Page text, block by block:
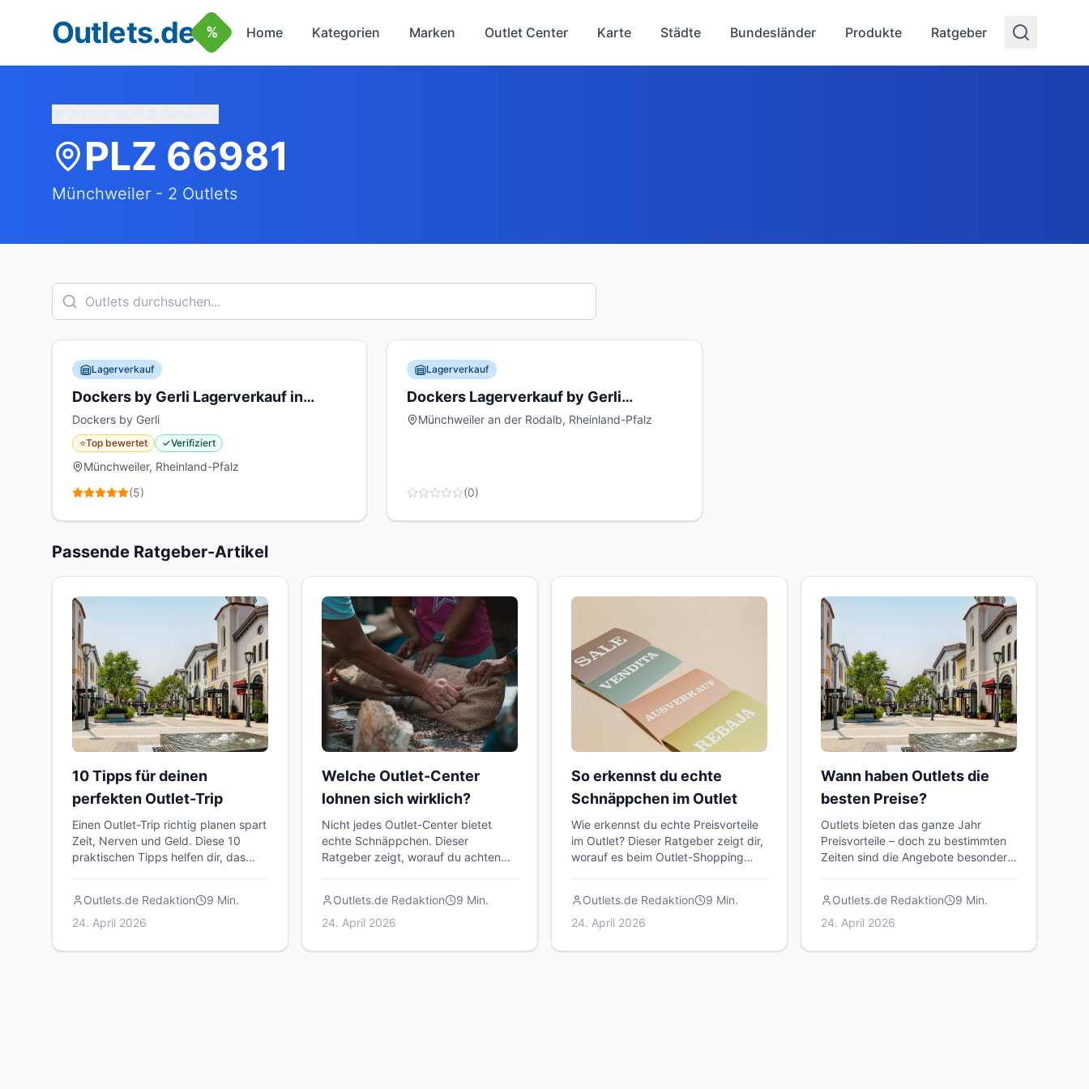
Outlets.de % Home Kategorien Marken Outlet Center Karte Städte Bundesländer Produkte Ratgeber
PLZ 66981
Münchweiler - 2 Outlets
Lagerverkauf
Dockers by Gerli Lagerverkauf in
Münchweiler
Dockers by Gerli
⭐Top bewertet ✓Verifiziert
Münchweiler, Rheinland-Pfalz
(5)
Lagerverkauf
Dockers Lagerverkauf by Gerli
Münchweiler
Münchweiler an der Rodalb, Rheinland-Pfalz
(0)
Passende Ratgeber-Artikel
10 Tipps für deinen
perfekten Outlet-Trip
Einen Outlet-Trip richtig planen spart
Zeit, Nerven und Geld. Diese 10
praktischen Tipps helfen dir, das
Lagerverkäufen herauszuholen.
Outlets.de Redaktion 9 Min.
24. April 2026
Welche Outlet-Center
lohnen sich wirklich?
Nicht jedes Outlet-Center bietet
echte Schnäppchen. Dieser
Ratgeber zeigt, worauf du achten
Besuch herausholst.
Outlets.de Redaktion 9 Min.
24. April 2026
So erkennst du echte
Schnäppchen im Outlet
Wie erkennst du echte Preisvorteile
im Outlet? Dieser Ratgeber zeigt dir,
worauf es beim Outlet-Shopping
Qualitätscheck.
Outlets.de Redaktion 9 Min.
24. April 2026
Wann haben Outlets die
besten Preise?
Outlets bieten das ganze Jahr
Preisvorteile – doch zu bestimmten
Zeiten sind die Angebote besonders
Outlets.de Redaktion 9 Min.
24. April 2026